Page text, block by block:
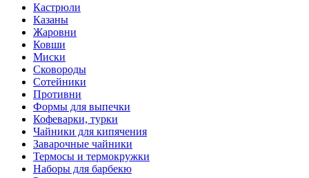
Кастрюли
Казаны
Жаровни
Ковши
Миски
Сковороды
Сотейники
Противни
Формы для выпечки
Кофеварки, турки
Чайники для кипячения
Заварочные чайники
Термосы и термокружки
Наборы для барбекю